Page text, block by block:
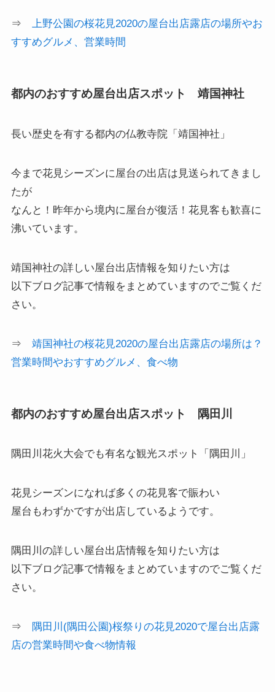
⇒ 上野公園の桜花見2020の屋台出店露店の場所やお
すすめグルメ、営業時間
都内のおすすめ屋台出店スポット 靖国神社
長い歴史を有する都内の仏教寺院「靖国神社」
今まで花見シーズンに屋台の出店は見送られてきまし
たが
なんと！昨年から境内に屋台が復活！花見客も歓喜に
沸いています。
靖国神社の詳しい屋台出店情報を知りたい方は
以下ブログ記事で情報をまとめていますのでご覧くだ
さい。
⇒ 靖国神社の桜花見2020の屋台出店露店の場所は？
営業時間やおすすめグルメ、食べ物
都内のおすすめ屋台出店スポット 隅田川
隅田川花火大会でも有名な観光スポット「隅田川」
花見シーズンになれば多くの花見客で賑わい
屋台もわずかですが出店しているようです。
隅田川の詳しい屋台出店情報を知りたい方は
以下ブログ記事で情報をまとめていますのでご覧くだ
さい。
⇒
隅田川(隅田公園)桜祭りの花見2020で屋台出店露
店の営業時間や食べ物情報